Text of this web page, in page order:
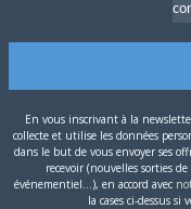
En vous inscrivant à la
collecte et utilise les données
dans le but de vous envoyer ses
recevoir (nouvelles sorties
événementiel...), en accord avec
la cases ci-dessus